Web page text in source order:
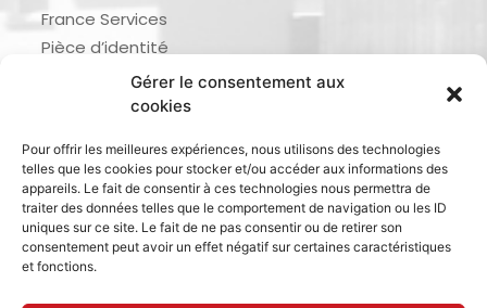
Gérer le consentement aux
cookies
Pour offrir les meilleures expériences, nous utilisons des technologies
telles que les cookies pour stocker et/ou accéder aux informations des
appareils. Le fait de consentir à ces technologies nous permettra de
traiter des données telles que le comportement de navigation ou les ID
uniques sur ce site. Le fait de ne pas consentir ou de retirer son
consentement peut avoir un effet négatif sur certaines caractéristiques
et fonctions.
France Services
Pièce d’identité
Demande d’actes d’état civil
Inscription listes électorales
Recensement militaire
Le journal de ma ville
Gestion des déchets